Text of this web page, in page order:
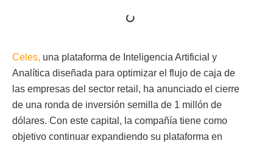
Celes, una plataforma de Inteligencia Artificial y
Analítica diseñada para optimizar el flujo de caja de
las empresas del sector retail, ha anunciado el cierre
de una ronda de inversión semilla de 1 millón de
dólares. Con este capital, la compañía tiene como
objetivo continuar expandiendo su plataforma en